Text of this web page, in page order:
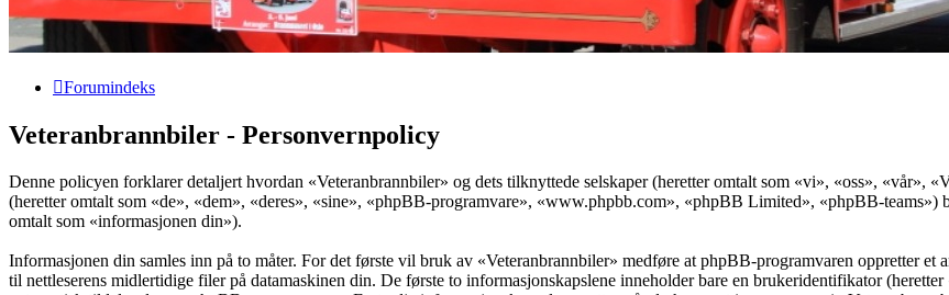
Forumindeks
Veteranbrannbiler - Personvernpolicy
Denne policyen forklarer detaljert hvordan «Veteranbrannbiler» og dets tilknyttede selskaper (heretter omtalt som «vi», «oss», «vår»,
(heretter omtalt som «de», «dem», «deres», «sine», «phpBB-programvare», «www.phpbb.com», «phpBB Limited», «phpBB-
omtalt som «informasjonen din»).
Informasjonen din samles inn på to måter. For det første vil bruk av «Veteranbrannbiler» medføre at phpBB-programvaren oppretter et
til nettleserens midlertidige filer på datamaskinen din. De første to informasjonskapslene inneholder bare en brukeridentifikator